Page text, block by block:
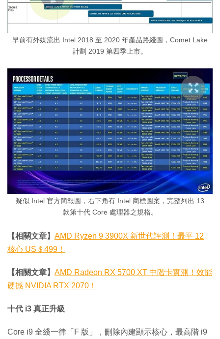
早前有外媒流出 Intel 2018 至 2020 年產品路綫圖，Comet Lake
計劃 2019 第四季上市。
疑似 Intel 官方簡報圖，右下角有 Intel 商標圖案，完整列出 13
款第十代 Core 處理器之規格。
【相關文章】 AMD Ryzen 9 3900X 新世代評測！最平 12
核心 US＄499！
【相關文章】 AMD Radeon RX 5700 XT 中階卡實測！效能
硬撼 NVIDIA RTX 2070！
十代 i3 真正升級
Core i9 全綫一律「F 版」，刪除內建顯示核心，最高階 i9